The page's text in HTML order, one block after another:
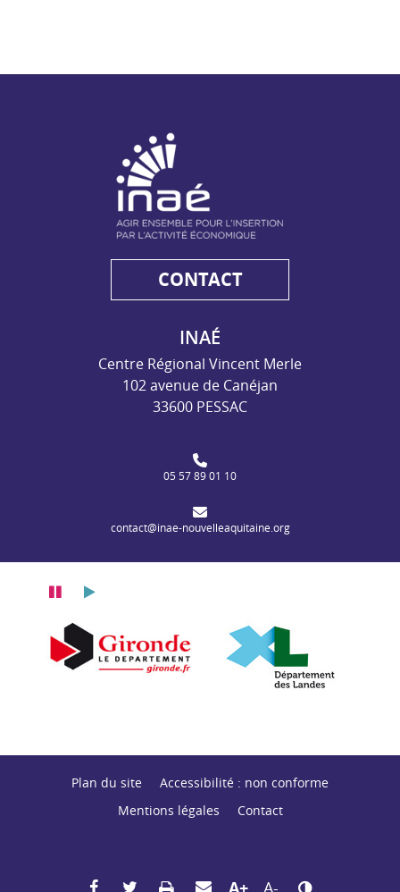
Partager sur Facebook
Partager sur Twitter
Imprimer Envoyer par mail
Agrandir le texteRéduire le texte
- Agir ensemble pour l'insertion par l'activité
CONTACT
INAÉ
Centre Régional Vincent Merle
102 avenue de Canéjan
33600 PESSAC
05 57 89 01 10
contact@inae-nouvelleaquitaine.org
PauseLecture
AquitaineDépartement de la Gironde
Département des Landes
Plan du site
Accessibilité : non conforme
Mentions légales
Contact